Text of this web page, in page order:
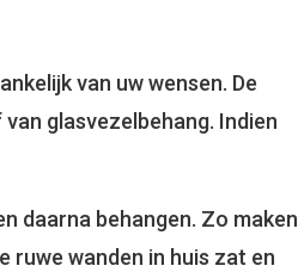
van uw wensen. De
glasvezelbehang. Indien
daarna behangen. Zo maken
ruwe wanden in huis zat en